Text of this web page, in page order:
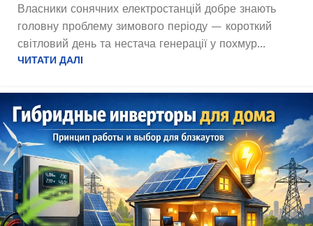
Власники сонячних електростанцій добре знають
головну проблему зимового періоду — короткий
світловий день та нестача генерації у похмур...
ЧИТАТИ ДАЛІ